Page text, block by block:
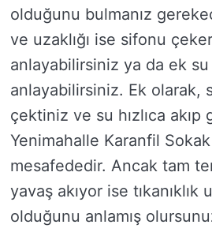
olduğunu bulmanız
ve uzaklığı ise sifonu
anlayabilirsiniz ya da ek
anlayabilirsiniz. Ek olarak,
çektiniz ve su hızlıca akıp
Yenimahalle Karanfil Sokak
mesafededir. Ancak tam
yavaş akıyor ise tıkanıklık
olduğunu anlamış